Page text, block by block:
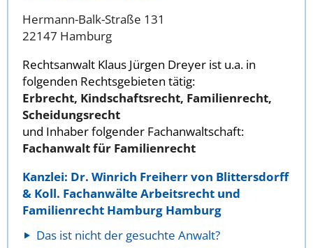
Hermann-Balk-Straße 131
22147 Hamburg
Rechtsanwalt Klaus Jürgen Dreyer ist u.a. in
folgenden Rechtsgebieten tätig:
Erbrecht, Kindschaftsrecht, Familienrecht,
Scheidungsrecht
und Inhaber folgender Fachanwaltschaft:
Fachanwalt für Familienrecht
Kanzlei: Dr. Winrich Freiherr von Blittersdorff
& Koll. Fachanwälte Arbeitsrecht und
Familienrecht Hamburg Hamburg
Das ist nicht der gesuchte Anwalt?